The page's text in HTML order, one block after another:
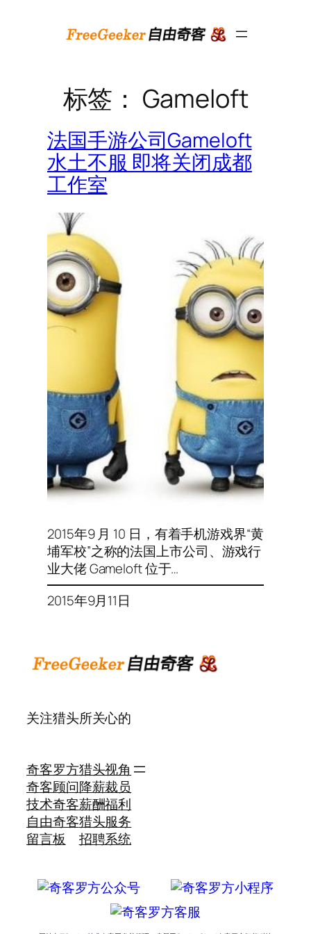
标签： Gameloft
法国手游公司Gameloft
水土不服 即将关闭成都
工作室
2015年9 月 10 日，有着手机游戏界“黄
埔军校”之称的法国上市公司、游戏行
业大佬 Gameloft 位于…
2015年9月11日
关注猎头所关心的
奇客罗方
奇客顾问
技术奇客
自由奇客
留言板
猎头视角
降薪裁员
薪酬福利
猎头服务
招聘系统